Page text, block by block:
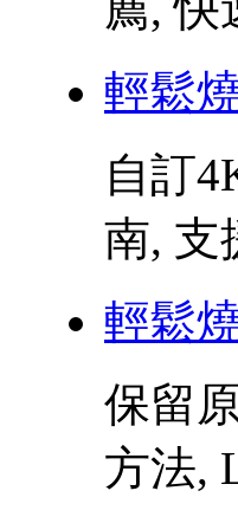
輕鬆
自訂
南, 支
輕鬆
保留
方法,